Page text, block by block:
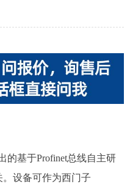
的基于Profinet总线自主研
。设备可作为西门子